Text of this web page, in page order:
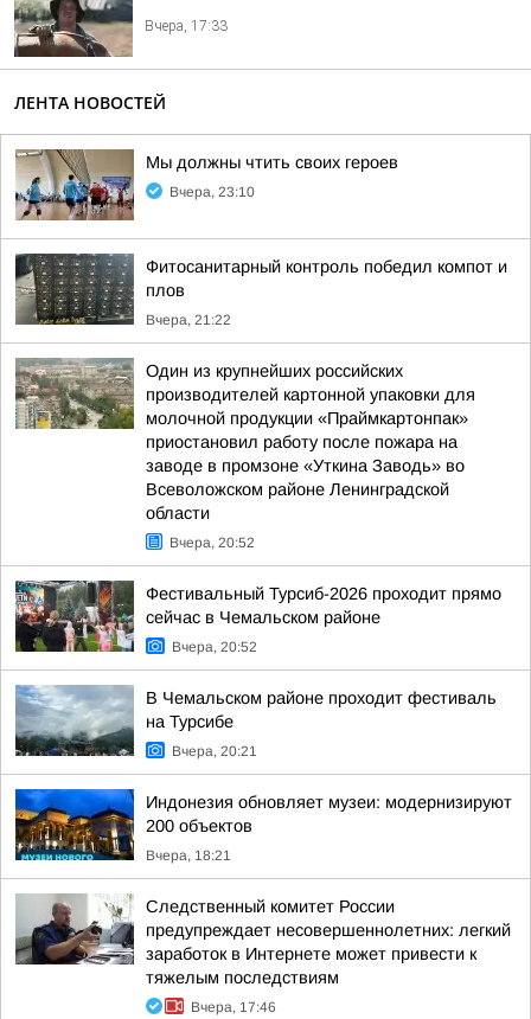
Вчера, 17:33
ЛЕНТА НОВОСТЕЙ
Мы должны чтить своих героев
Вчера, 23:10
Фитосанитарный контроль победил компот и
плов
Вчера, 21:22
Один из крупнейших российских
производителей картонной упаковки для
молочной продукции «Праймкартонпак»
приостановил работу после пожара на
заводе в промзоне «Уткина Заводь» во
Всеволожском районе Ленинградской
области
Вчера, 20:52
Фестивальный Турсиб-2026 проходит прямо
сейчас в Чемальском районе
Вчера, 20:52
В Чемальском районе проходит фестиваль
на Турсибе
Вчера, 20:21
Индонезия обновляет музеи: модернизируют
200 объектов
Вчера, 18:21
Следственный комитет России
предупреждает несовершеннолетних: легкий
заработок в Интернете может привести к
тяжелым последствиям
Вчера, 17:46